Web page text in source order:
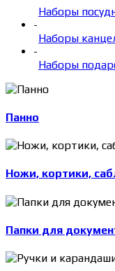
Наборы
-
Наборы
-
Наборы
Панно
Ножи, кортики,
Папки для